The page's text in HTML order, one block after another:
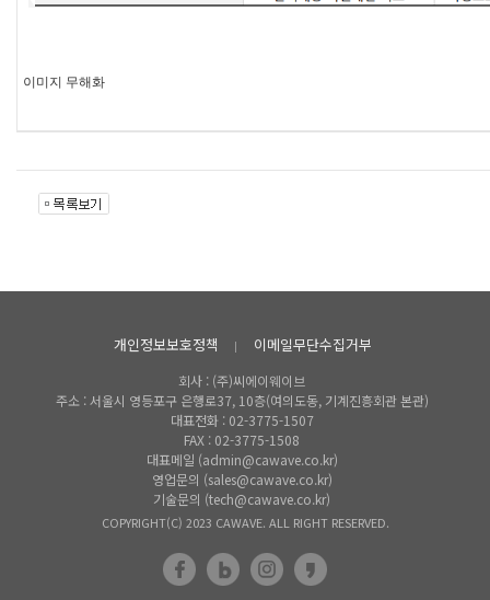
이미지 무해화
개인정보보호정책 이메일무단수집거부
회사 : (주)씨에이웨이브
주소 : 서울시 영등포구 은행로37, 10층(여의도동, 기계진흥회관 본관)
대표전화 : 02-3775-1507
FAX : 02-3775-1508
대표메일 (admin@cawave.co.kr)
영업문의 (sales@cawave.co.kr)
기술문의 (tech@cawave.co.kr)
COPYRIGHT(C) 2023 CAWAVE. ALL RIGHT RESERVED.